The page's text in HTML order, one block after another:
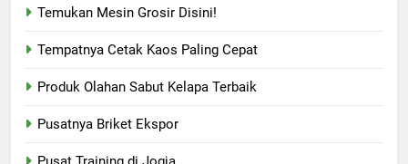
Temukan Mesin Grosir Disini!
Tempatnya Cetak Kaos Paling Cepat
Produk Olahan Sabut Kelapa Terbaik
Pusatnya Briket Ekspor